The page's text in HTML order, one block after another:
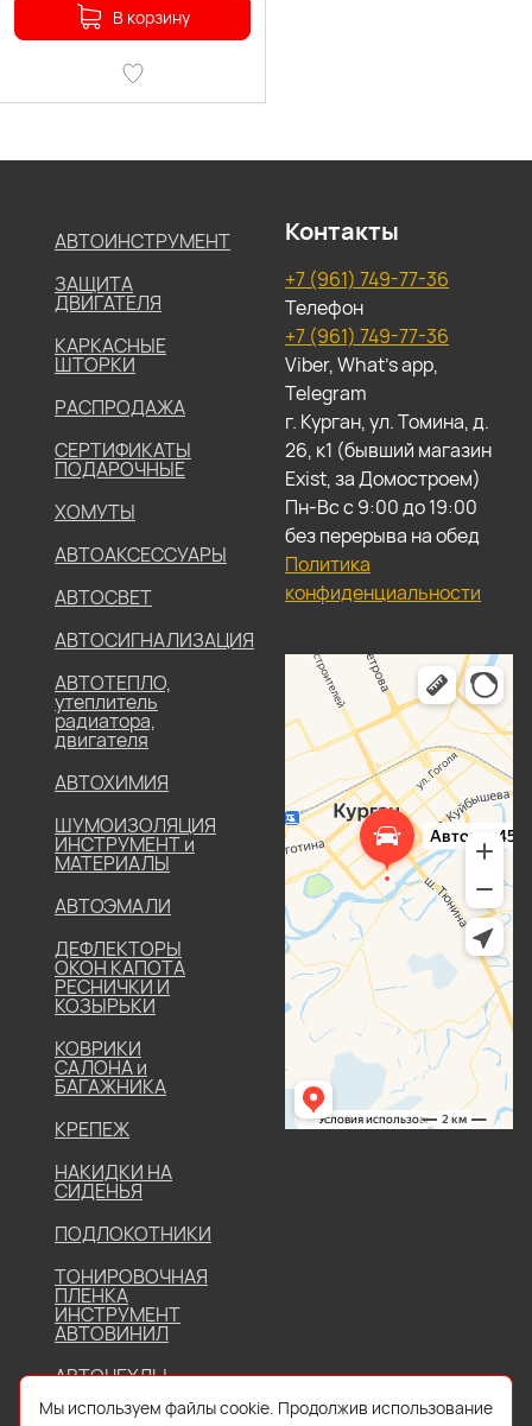
В корзину
АВТОИНСТРУМЕНТ
ЗАЩИТА
ДВИГАТЕЛЯ
КАРКАСНЫЕ
ШТОРКИ
РАСПРОДАЖА
СЕРТИФИКАТЫ
ПОДАРОЧНЫЕ
ХОМУТЫ
АВТОАКСЕССУАРЫ
АВТОСВЕТ
АВТОСИГНАЛИЗАЦИЯ
АВТОТЕПЛО,
утеплитель
радиатора,
двигателя
АВТОХИМИЯ
ШУМОИЗОЛЯЦИЯ
ИНСТРУМЕНТ и
МАТЕРИАЛЫ
АВТОЭМАЛИ
ДЕФЛЕКТОРЫ
ОКОН КАПОТА
РЕСНИЧКИ И
КОЗЫРЬКИ
КОВРИКИ
САЛОНА и
БАГАЖНИКА
КРЕПЕЖ
НАКИДКИ НА
СИДЕНЬЯ
ПОДЛОКОТНИКИ
ТОНИРОВОЧНАЯ
ПЛЕНКА
ИНСТРУМЕНТ
АВТОВИНИЛ
АВТОЧЕХЛЫ
Контакты
+7 (961) 749-77-36
Телефон
+7 (961) 749-77-36
Viber, What's app,
Telegram
г. Курган, ул. Томина, д.
26, к1 (бывший магазин
Exist, за Домостроем)
Пн-Вс с 9:00 до 19:00
без перерыва на обед
Политика
конфиденциальности
Мы используем файлы cookie. Продолжив использование